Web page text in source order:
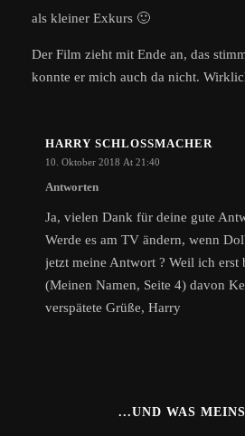
als kleiner Exkurs 🙂
Der Film zieht mit Ende an, das
konnte er mich auch da nicht.
HARRY SCHLOSSMACHER
10. Oktober 2018 At 21:40
Antworten
Ja, vielen Dank für deine gute
Werde es am TV ändern, wenn
jetzt meine Antwort ? Weil ich
(Meinen Namen, Seite 4) davon
verspätete Grüße, Harry
...UND WAS